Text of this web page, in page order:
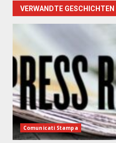
VERWANDTE GESCHICHTEN
Comunicati Stampa